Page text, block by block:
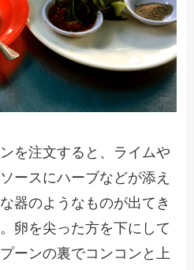
を注文すると、ライムや
ースにハーブなどが添え
器のようなものが出てき
卵を尖った方を下にして
ーンの裏でコンコンと上